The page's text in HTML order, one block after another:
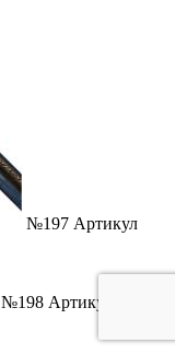
№197 Артикул
№198 Артикул 341-62